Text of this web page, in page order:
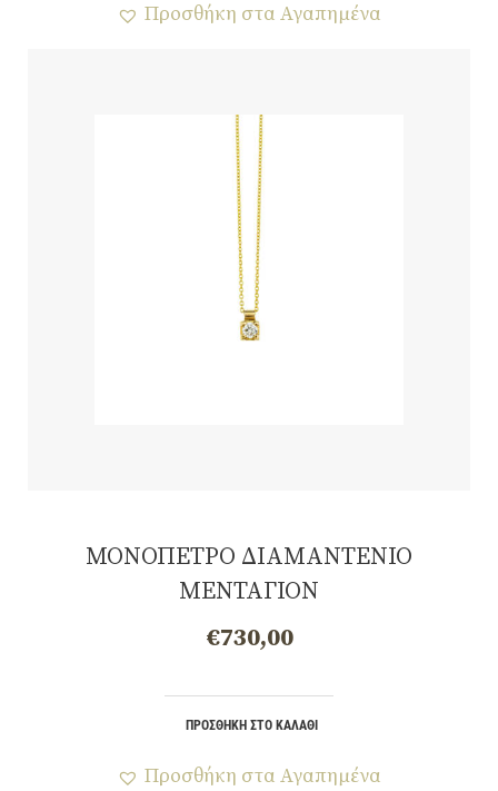
Προσθήκη στα Αγαπημένα
ΜΟΝΟΠΕΤΡΟ ΔΙΑΜΑΝΤΕΝΙΟ
ΜΕΝΤΑΓΙΟΝ
€730,00
ΠΡΟΣΘΉΚΗ ΣΤΟ ΚΑΛΆΘΙ
Προσθήκη στα Αγαπημένα